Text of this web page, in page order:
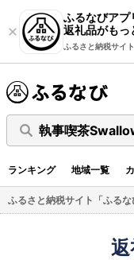
ふるなびアプ
返礼品がもっ
ふるさと納税サイ
執事喫茶
ランキング 地域一覧
ふるさと納税サイト「ふるな